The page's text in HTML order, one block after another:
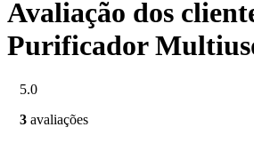
Avaliação dos
Purificador
5.0
3 avaliações